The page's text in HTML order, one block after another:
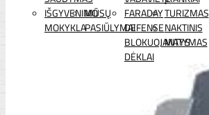
IŠGYVENIMO
MOKYKLA
MŪSŲ
PASIŪLYMAI
FARADAY
DEFENSE
BLOKUOJANTYS
DĖKLAI
TURIZMAS
NAKTINIS
MATYMAS